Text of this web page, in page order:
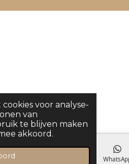
voor analyse-
van
te blijven maken
akkoord.
g
k
A